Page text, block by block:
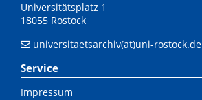
Universitätsplatz 1
18055 Rostock
universitaetsarchiv(at)uni-rostock.de
Service
Impressum